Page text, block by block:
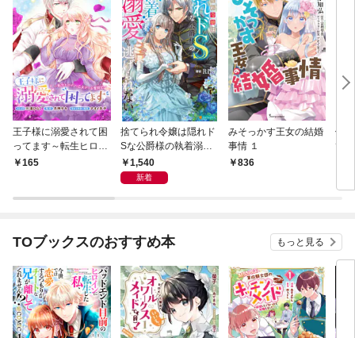
王子様に溺愛されて困
ってます～転生ヒロイ
ン、乙女ゲーム奮闘記
165
捨てられ令嬢は隠れド
Sな公爵様の執着溺愛
から逃げられない
1,540
新着
みそっかす王女の結婚
事情 １
836
使
て
特
TOブックスのおすすめ本 もっと見る